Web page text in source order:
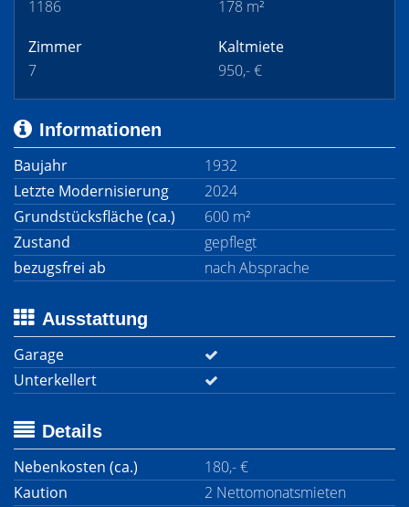
1186
178 m²
Zimmer
7
Kaltmiete
950,- €
Informationen
Baujahr
1932
Letzte Modernisierung
2024
Grundstücksfläche (ca.)
600 m²
Zustand
gepflegt
bezugsfrei ab
nach Absprache
Ausstattung
Garage
Unterkellert
Details
Nebenkosten (ca.)
180,- €
Kaution
2 Nettomonatsmieten